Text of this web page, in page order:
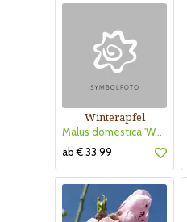
Winterapfel
Malus domestica 'Weißer Winterkalvill'
ab € 33,99